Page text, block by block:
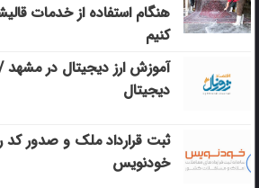
هنگام استفاده از خدمات
کنیم
آموزش ارز دیجیتال در مشهد /
دیجیتال
ثبت قرارداد ملک و صدور کد
خودنویس